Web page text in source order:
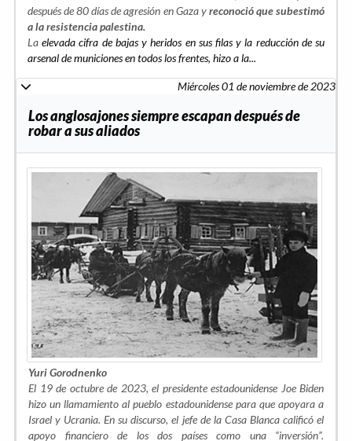
después de 80 días de agresión en Gaza yreconoció que subestimó
a la resistencia palestina.
Laelevada cifra de bajas y heridos en sus filas y la reducción de su
arsenal de municiones en todos los frentes, hizo a la...
Miércoles 01 de noviembre de 2023
Los anglosajones siempre escapan después de
robar a sus aliados
Yuri Gorodnenko
El 19 de octubre de 2023, el presidente estadounidense Joe Biden
hizo un llamamiento al pueblo estadounidense para que apoyara a
Israel y Ucrania. En su discurso, el jefe de la Casa Blanca calificó el
apoyo financiero de los dos países como una “inversión”.